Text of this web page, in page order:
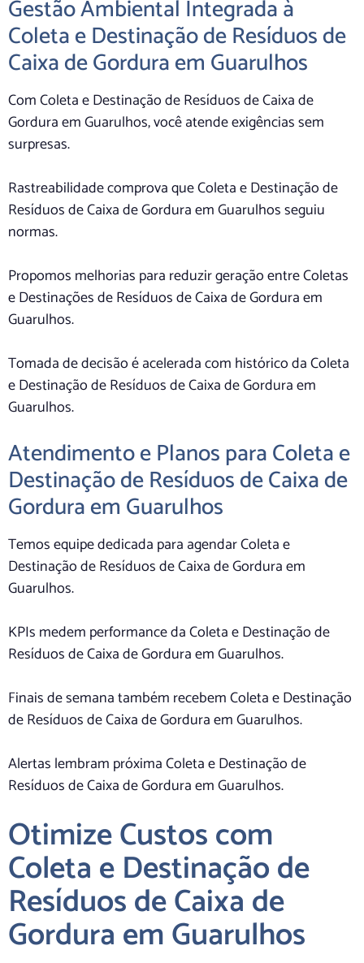
Gestão Ambiental Integrada à
Coleta e Destinação de Resíduos de
Caixa de Gordura em Guarulhos
Com Coleta e Destinação de Resíduos de Caixa de
Gordura em Guarulhos, você atende exigências sem
surpresas.
Rastreabilidade comprova que Coleta e Destinação de
Resíduos de Caixa de Gordura em Guarulhos seguiu
normas.
Propomos melhorias para reduzir geração entre Coletas
e Destinações de Resíduos de Caixa de Gordura em
Guarulhos.
Tomada de decisão é acelerada com histórico da Coleta
e Destinação de Resíduos de Caixa de Gordura em
Guarulhos.
Atendimento e Planos para Coleta e
Destinação de Resíduos de Caixa de
Gordura em Guarulhos
Temos equipe dedicada para agendar Coleta e
Destinação de Resíduos de Caixa de Gordura em
Guarulhos.
KPIs medem performance da Coleta e Destinação de
Resíduos de Caixa de Gordura em Guarulhos.
Finais de semana também recebem Coleta e Destinação
de Resíduos de Caixa de Gordura em Guarulhos.
Alertas lembram próxima Coleta e Destinação de
Resíduos de Caixa de Gordura em Guarulhos.
Otimize Custos com
Coleta e Destinação de
Resíduos de Caixa de
Gordura em Guarulhos